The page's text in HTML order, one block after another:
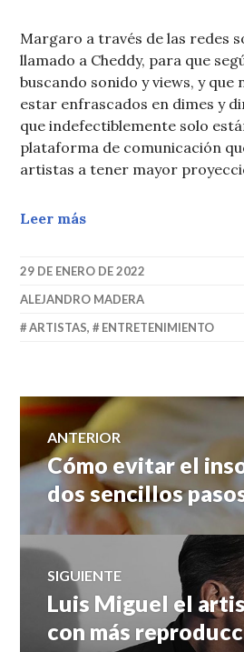
Margaro a través de las redes
llamado a Cheddy, para que
buscando sonido y views, y que
estar enfrascados en dimes y
que indefectiblemente solo
plataforma de comunicación
artistas a tener mayor
Leer más
29 DE ENERO DE 2022
ALEJANDRO MADERA
ARTISTAS, ENTRETENIMIENTO
Navegación
de
entradas
ANTERIOR
Entrada
anterior:
Cómo evitar el
dos sencillos
SIGUIENTE
Entrada
Luis Miguel el
con más